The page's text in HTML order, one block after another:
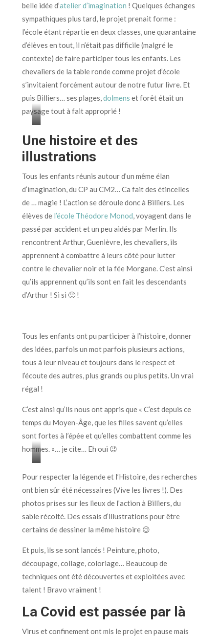
belle idée d’atelier d’imagination ! Quelques échanges
sympathiques plus tard, le projet prenait forme :
l’école étant répartie en deux classes, une quarantaine
d’élèves en tout, il n’était pas difficile (malgré le
contexte) de faire participer tous les enfants. Les
chevaliers de la table ronde comme projet d’école
s’invitaient forcément autour de notre futur livre. Et
puis Billiers… ses plages,dolmens et forêt était un
paysage tout à fait approprié !
L’école
des
apprentis
Une histoire et des
illustrations
Tous les enfants réunis autour d’un même élan
d’imagination, du CP au CM2… Ca fait des étincelles
de … magie ! L’action se déroule donc à Billiers. Les
élèves de l’école Théodore Monod, voyagent dans le
passé par accident et un peu aidés par Merlin. Ils
rencontrent Arthur, Guenièvre, les chevaliers, ils
apprennent à combattre à leurs côté pour lutter
contre le chevalier noir et la fée Morgane. C’est ainsi
qu’ils apprennent qu’ils sont en fait les descendants
d’Arthur ! Si si 🙂 !
Tous les enfants ont pu participer à l’histoire, donner
des idées, parfois un mot parfois plusieurs actions,
tous à leur niveau et toujours dans le respect et
l’écoute des autres, plus grands ou plus petits. Un vrai
régal !
C’est ainsi qu’ils nous ont appris que « C’est depuis ce
temps du Moyen-Âge, que les filles savent qu’elles
sont fortes à l’épée et qu’elles combattent comme les
hommes. »… je cite… Eh oui 😉
Les
princesses
sont
aussi
des
chevaliers
Pour respecter la légende et l’Histoire, des recherches
ont bien sûr été nécessaires (Vive les livres !). Des
photos prises sur les lieux de l’action à Billiers, du
sable récolté. Des essais d’illustrations pour être
certains de dessiner la même histoire 😉
Et puis, ils se sont lancés ! Peinture, photo,
découpage, collage, coloriage… Beaucoup de
techniques ont été découvertes et exploitées avec
talent ! Bravo vraiment !
La Covid est passée par là
Virus et confinement ont mis le projet en pause mais